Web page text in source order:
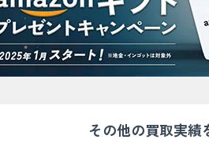
その他の買取実績